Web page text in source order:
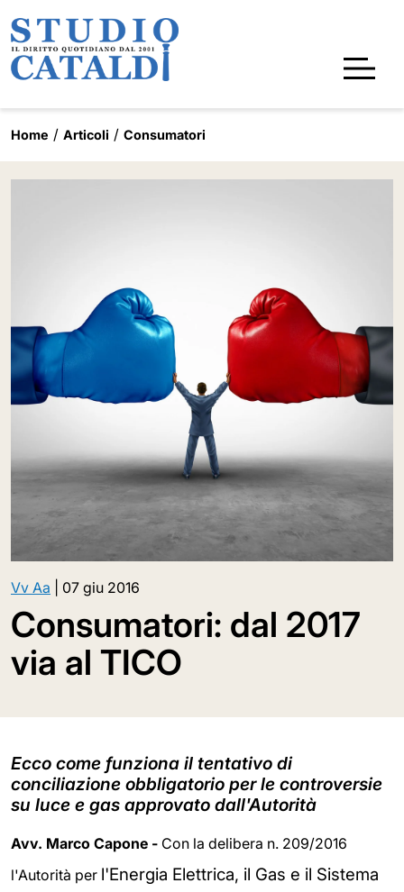
Home Articoli Consumatori
Vv Aa 07 giu 2016
Consumatori: dal 2017
via al TICO
Ecco come funziona il tentativo di
conciliazione obbligatorio per le controversie
su luce e gas approvato dall'Autorità
Avv. Marco Capone - Con la delibera n. 209/2016
l'Autorità per l'Energia Elettrica, il Gas e il Sistema